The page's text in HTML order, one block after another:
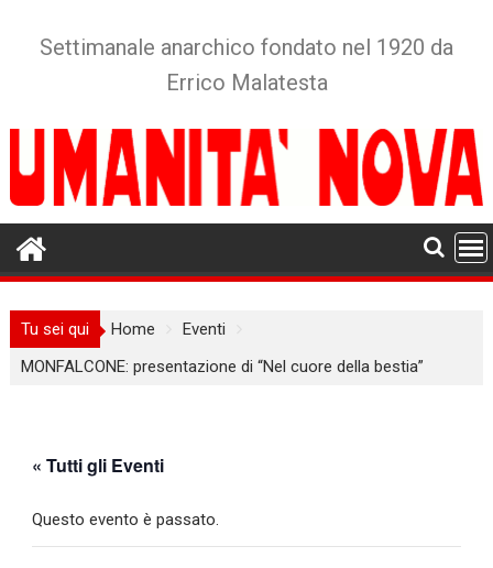
Settimanale anarchico fondato nel 1920 da
Errico Malatesta
Tu sei qui Home
Eventi
MONFALCONE: presentazione di “Nel cuore della bestia”
« Tutti gli Eventi
Questo evento è passato.